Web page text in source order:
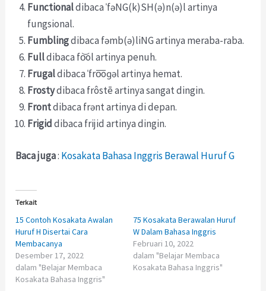
Functionaldibaca ˈfəNG(k)SH(ə)n(ə)l artinya
fungsional.
Fumblingdibaca fəmb(ə)liNG artinya meraba-raba.
Fulldibaca fo͝ol artinya penuh.
Frugaldibaca ˈfro͞oɡəl artinya hemat.
Frostydibaca frôstē artinya sangat dingin.
Frontdibaca frənt artinya di depan.
Frigiddibaca frijid artinya dingin.
Baca juga: Kosakata Bahasa Inggris Berawal Huruf G
Terkait
15 Contoh Kosakata Awalan
Huruf H Disertai Cara
Membacanya
Desember 17, 2022
dalam "Belajar Membaca
Kosakata Bahasa Inggris"
75 Kosakata Berawalan Huruf
W Dalam Bahasa Inggris
Februari 10, 2022
dalam "Belajar Membaca
Kosakata Bahasa Inggris"